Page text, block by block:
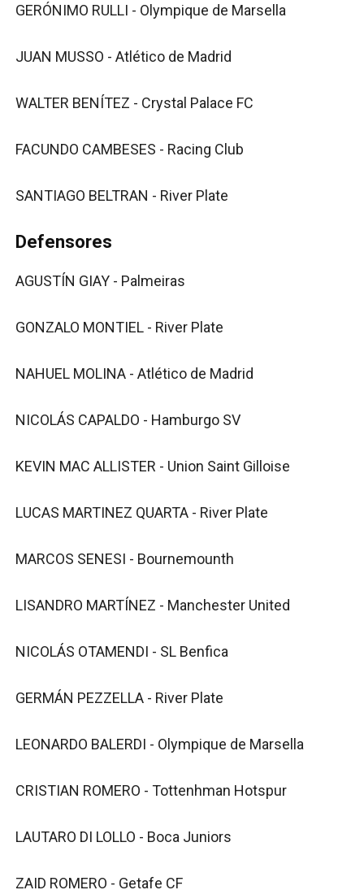
GERÓNIMO RULLI - Olympique de Marsella
JUAN MUSSO - Atlético de Madrid
WALTER BENÍTEZ - Crystal Palace FC
FACUNDO CAMBESES - Racing Club
SANTIAGO BELTRAN - River Plate
Defensores
AGUSTÍN GIAY - Palmeiras
GONZALO MONTIEL - River Plate
NAHUEL MOLINA - Atlético de Madrid
NICOLÁS CAPALDO - Hamburgo SV
KEVIN MAC ALLISTER - Union Saint Gilloise
LUCAS MARTINEZ QUARTA - River Plate
MARCOS SENESI - Bournemounth
LISANDRO MARTÍNEZ - Manchester United
NICOLÁS OTAMENDI - SL Benfica
GERMÁN PEZZELLA - River Plate
LEONARDO BALERDI - Olympique de Marsella
CRISTIAN ROMERO - Tottenhman Hotspur
LAUTARO DI LOLLO - Boca Juniors
ZAID ROMERO - Getafe CF